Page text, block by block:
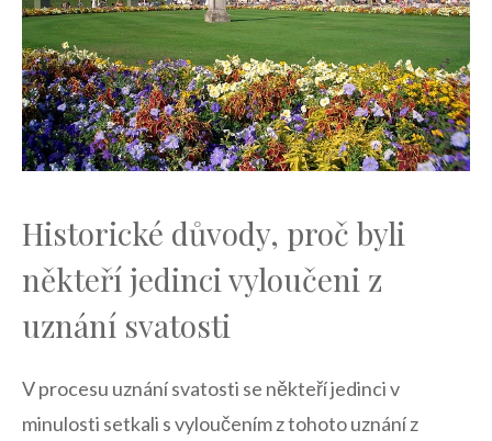
Historické důvody,‌ proč byli
⁢někteří jedinci vyloučeni z
uznání svatosti
V procesu uznání svatosti se někteří jedinci v
minulosti ​setkali ‍s⁣ vyloučením z ⁤tohoto⁣ uznání z